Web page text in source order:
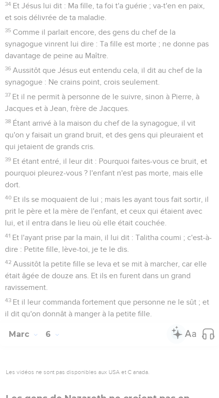
34 Et Jésus lui dit : Ma fille, ta foi t'a guérie ; va-t'en en paix,
et sois délivrée de ta maladie.
35 Comme il parlait encore, des gens du chef de la
synagogue vinrent lui dire : Ta fille est morte ; ne donne pas
davantage de peine au Maître.
36 Aussitôt que Jésus eut entendu cela, il dit au chef de la
synagogue : Ne crains point, crois seulement.
37 Et il ne permit à personne de le suivre, sinon à Pierre, à
Jacques et à Jean, frère de Jacques.
38 Étant arrivé à la maison du chef de la synagogue, il vit
qu'on y faisait un grand bruit, et des gens qui pleuraient et
qui jetaient de grands cris.
39 Et étant entré, il leur dit : Pourquoi faites-vous ce bruit, et
pourquoi pleurez-vous ? l'enfant n'est pas morte, mais elle
dort.
40 Et ils se moquaient de lui ; mais les ayant tous fait sortir, il
prit le père et la mère de l'enfant, et ceux qui étaient avec
lui, et il entra dans le lieu où elle était couchée.
41 Et l'ayant prise par la main, il lui dit : Talitha coumi ; c'est-à-
dire : Petite fille, lève-toi, je te le dis.
42 Aussitôt la petite fille se leva et se mit à marcher, car elle
était âgée de douze ans. Et ils en furent dans un grand
ravissement.
43 Et il leur commanda fortement que personne ne le sût ; et
il dit qu'on donnât à manger à la petite fille.
Marc 6
Les vidéos ne sont pas disponibles aux USA et C anada.